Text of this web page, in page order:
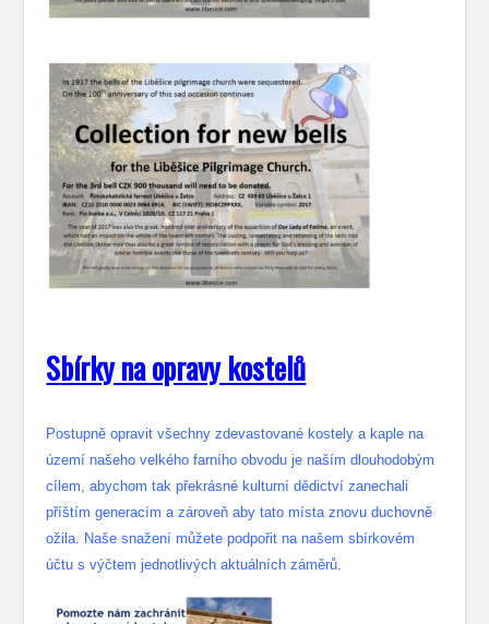
Sbírky na opravy kostelů
Postupně opravit všechny zdevastované kostely a kaple na
území našeho velkého farního obvodu je naším dlouhodobým
cílem, abychom tak překrásné kulturní dědictví zanechali
příštím generacím a zároveň aby tato místa znovu duchovně
ožila. Naše snažení můžete podpořit na našem sbírkovém
účtu s výčtem jednotlivých aktuálních záměrů.